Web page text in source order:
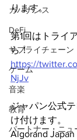
ガバナンス
DeFi
サプライチェーン
ゲーム
音楽
教育
パートナー・ニュ
ります。
第1回はトライ
ら！
https://
NjJv
ジャパン公式
け付けます。
Algorand Japan